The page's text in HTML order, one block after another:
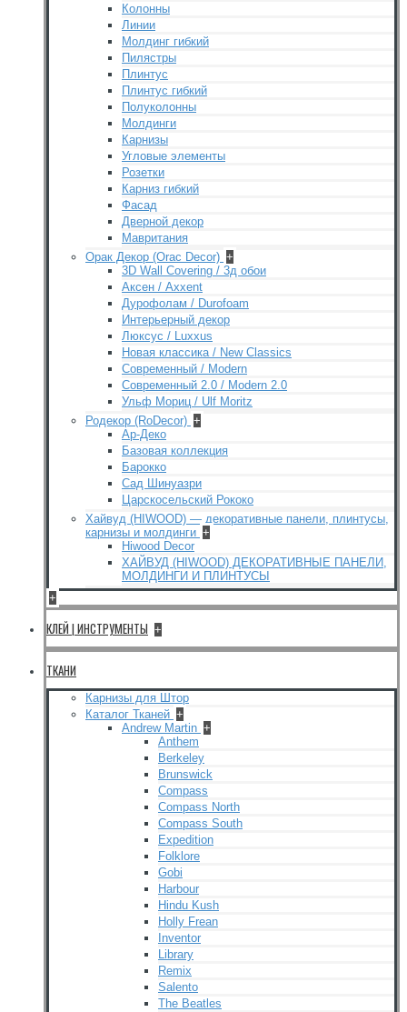
Колонны
Линии
Молдинг гибкий
Пилястры
Плинтус
Плинтус гибкий
Полуколонны
Молдинги
Карнизы
Угловые элементы
Розетки
Карниз гибкий
Фасад
Дверной декор
Мавритания
Орак Декор (Orac Decor) +
3D Wall Covering / 3д обои
Аксен / Axxent
Дурофолам / Durofoam
Интерьерный декор
Люксус / Luxxus
Новая классика / New Classics
Современный / Modern
Современный 2.0 / Modern 2.0
Ульф Мориц / Ulf Moritz
Родекор (RoDecor) +
Ар-Деко
Базовая коллекция
Барокко
Сад Шинуазри
Царскосельский Рококо
Хайвуд (HIWOOD) — декоративные панели, плинтусы,
карнизы и молдинги +
Hiwood Decor
ХАЙВУД (HIWOOD) ДЕКОРАТИВНЫЕ ПАНЕЛИ,
МОЛДИНГИ И ПЛИНТУСЫ
+
КЛЕЙ | ИНСТРУМЕНТЫ +
ТКАНИ
Карнизы для Штор
Каталог Тканей +
Andrew Martin +
Anthem
Berkeley
Brunswick
Compass
Compass North
Compass South
Expedition
Folklore
Gobi
Harbour
Hindu Kush
Holly Frean
Inventor
Library
Remix
Salento
The Beatles